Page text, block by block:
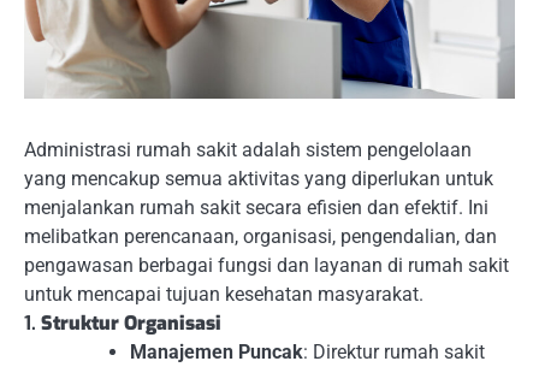
Administrasi rumah sakit adalah sistem pengelolaan
yang mencakup semua aktivitas yang diperlukan untuk
menjalankan rumah sakit secara efisien dan efektif. Ini
melibatkan perencanaan, organisasi, pengendalian, dan
pengawasan berbagai fungsi dan layanan di rumah sakit
untuk mencapai tujuan kesehatan masyarakat.
1. Struktur Organisasi
Manajemen Puncak: Direktur rumah sakit